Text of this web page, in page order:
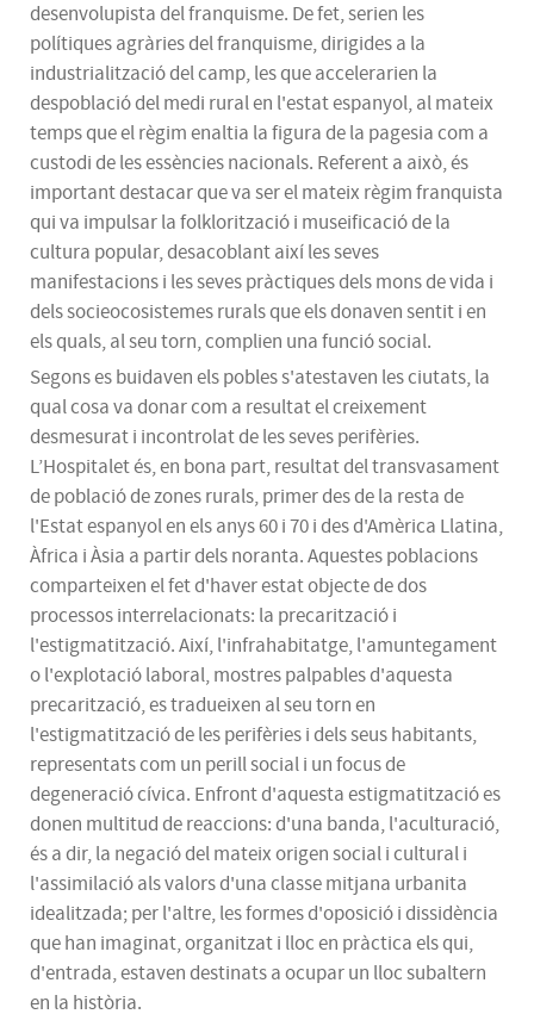
desenvolupista del franquisme. De fet, serien les
polítiques agràries del franquisme, dirigides a la
industrialització del camp, les que accelerarien la
despoblació del medi rural en l'estat espanyol, al mateix
temps que el règim enaltia la figura de la pagesia com a
custodi de les essències nacionals. Referent a això, és
important destacar que va ser el mateix règim franquista
qui va impulsar la folklorització i museificació de la
cultura popular, desacoblant així les seves
manifestacions i les seves pràctiques dels mons de vida i
dels socieocosistemes rurals que els donaven sentit i en
els quals, al seu torn, complien una funció social.
Segons es buidaven els pobles s'atestaven les ciutats, la
qual cosa va donar com a resultat el creixement
desmesurat i incontrolat de les seves perifèries.
L’Hospitalet és, en bona part, resultat del transvasament
de població de zones rurals, primer des de la resta de
l'Estat espanyol en els anys 60 i 70 i des d'Amèrica Llatina,
Àfrica i Àsia a partir dels noranta. Aquestes poblacions
comparteixen el fet d'haver estat objecte de dos
processos interrelacionats: la precarització i
l'estigmatització. Així, l'infrahabitatge, l'amuntegament
o l'explotació laboral, mostres palpables d'aquesta
precarització, es tradueixen al seu torn en
l'estigmatització de les perifèries i dels seus habitants,
representats com un perill social i un focus de
degeneració cívica. Enfront d'aquesta estigmatització es
donen multitud de reaccions: d'una banda, l'aculturació,
és a dir, la negació del mateix origen social i cultural i
l'assimilació als valors d'una classe mitjana urbanita
idealitzada; per l'altre, les formes d'oposició i dissidència
que han imaginat, organitzat i lloc en pràctica els qui,
d'entrada, estaven destinats a ocupar un lloc subaltern
en la història.